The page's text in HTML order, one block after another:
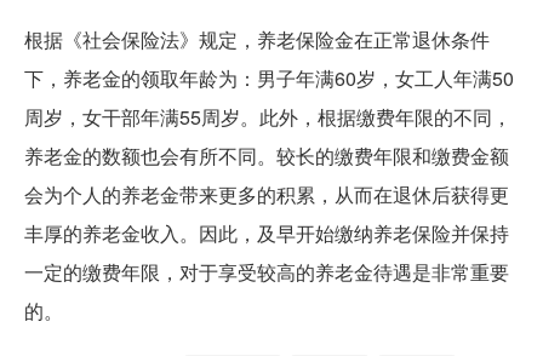
根据《社会保险法》规定，养老保险金在正常退休条件
下，养老金的领取年龄为：男子年满60岁，女工人年满50
周岁，女干部年满55周岁。此外，根据缴费年限的不同，
养老金的数额也会有所不同。较长的缴费年限和缴费金额
会为个人的养老金带来更多的积累，从而在退休后获得更
丰厚的养老金收入。因此，及早开始缴纳养老保险并保持
一定的缴费年限，对于享受较高的养老金待遇是非常重要
的。